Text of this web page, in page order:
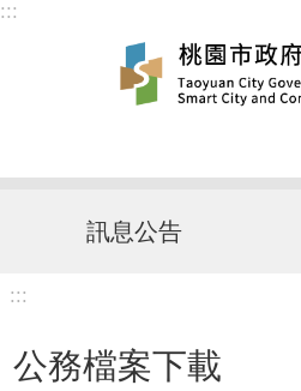
跳到主要內容區塊
:::
訊息公告
:::
公務檔案下載